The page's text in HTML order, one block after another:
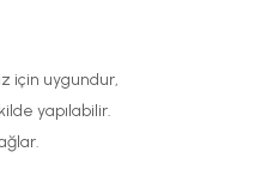
için uygundur,
yapılabilir.